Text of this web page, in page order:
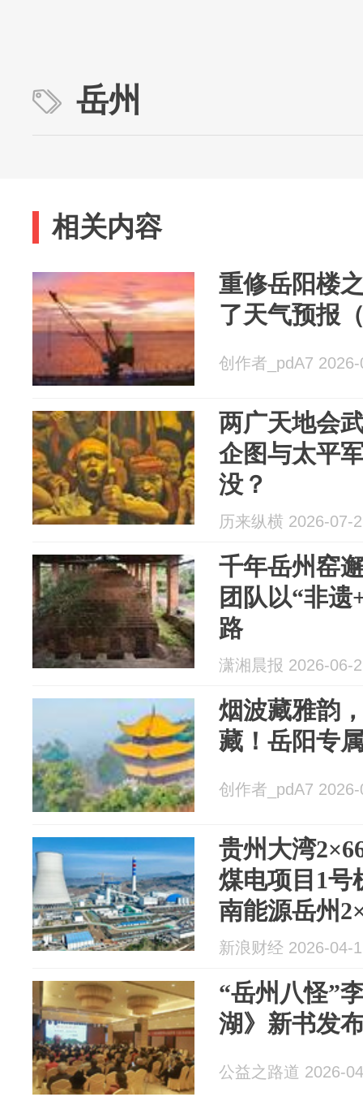
岳州
相关内容
重修岳阳楼
了天气预报
创作者_pdA7
两广天地会
企图与太平
没？
历来纵横 2026-07-
千年岳州窑
团队以“非
路
潇湘晨报 2026-06-
烟波藏雅韵
藏！岳阳专
创作者_pdA7
贵州大湾
煤电项目1号
南能源岳州
新浪财经 2026-04-
“岳州八怪”
湖》新书发
公益之路道 2026-